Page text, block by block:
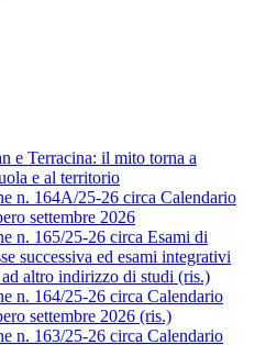
e Terracina: il mito torna a
e al territorio
n. 164A/25-26 circa Calendario
settembre 2026
n. 165/25-26 circa Esami di
successiva ed esami integrativi
ad altro indirizzo di studi (ris.)
n. 164/25-26 circa Calendario
settembre 2026 (ris.)
n. 163/25-26 circa Calendario